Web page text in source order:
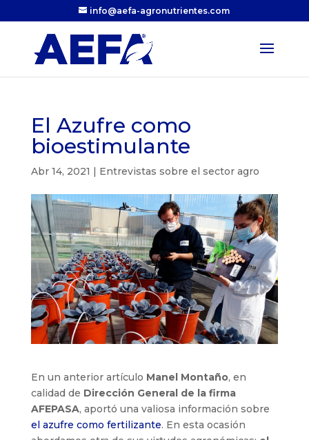
info@aefa-agronutrientes.com
El Azufre como
bioestimulante
Abr 14, 2021 | Entrevistas sobre el sector agro
En un anterior artículo Manel Montaño, en
calidad de Dirección General de la firma
AFEPASA, aportó una valiosa información sobre
el azufre como fertilizante. En esta ocasión